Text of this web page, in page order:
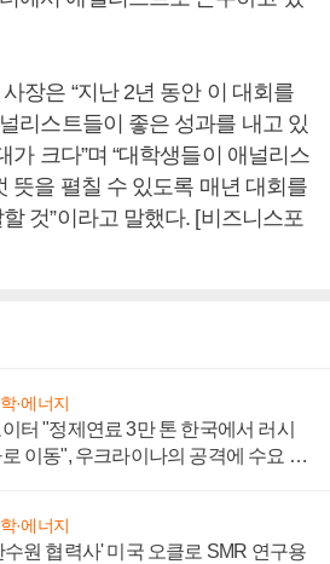
장은 “지난 2년 동안 이 대회를
리스트들이 좋은 성과를 내고 있
가 크다”며 “대학생들이 애널리스
뜻을 펼칠 수 있도록 매년 대회를
것”이라고 말했다. [비즈니스포
·에너지
이터 "정제연료 3만 톤 한국에서 러시
이동", 우크라이나의 공격에 수요 늘
·에너지
수원 협력사' 미국 오클로 SMR 연구용